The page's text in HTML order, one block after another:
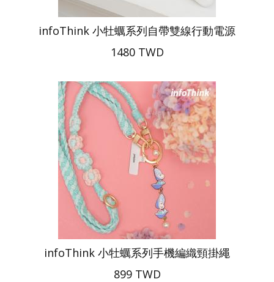
infoThink 小牡蠣系列自帶雙線行動電源
1480 TWD
infoThink 小牡蠣系列手機編織頸掛繩
899 TWD